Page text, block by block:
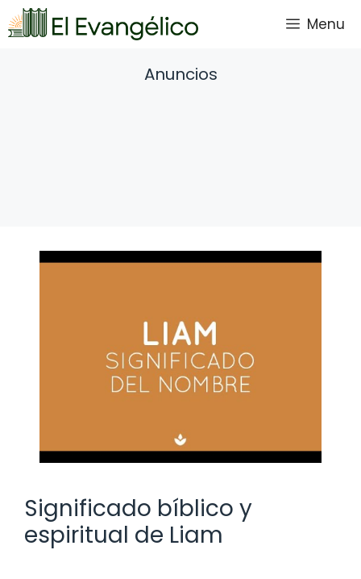
Saltar
al
Menu
Anuncios
Significado bíblico y
espiritual de Liam